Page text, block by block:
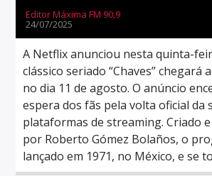
Editor Máxima FM 90,9
24/07/2025
A Netflix anunciou nesta quinta-
clássico seriado “Chaves” chegará
no dia 11 de agosto. O anúncio
espera dos fãs pela volta oficial da
plataformas de streaming. Criado
por Roberto Gómez Bolaños, o
lançado em 1971, no México, e se